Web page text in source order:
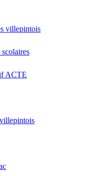
villepintois
ACTE